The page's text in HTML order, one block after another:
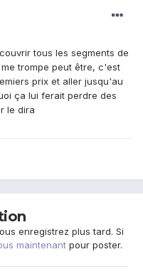
tous les segments de
trompe peut être, c'est
prix et aller jusqu'au
ça lui ferait perdre des
le dira
enregistrez plus tard. Si
maintenant pour poster.